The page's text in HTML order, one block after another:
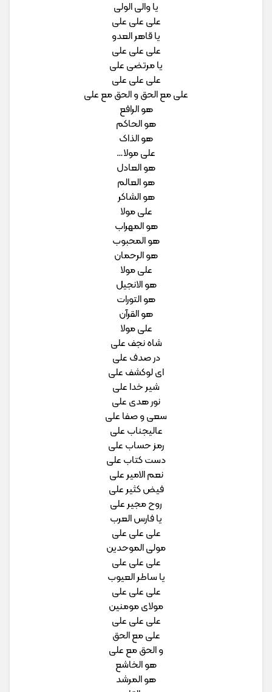
یا والی الولی
علی علی علی
یا قاهر العدو
علی علی علی
یا مرتضی علی
علی علی علی
علی مع الحق و الحق مع علی
هو الرافع
هو الحاکم
هو الذاک
علی مولا…
هو العادل
هو العالم
هو الشاکر
علی مولا
هو المهراب
هو المحبوب
هو الرحمان
علی مولا
هو الانجیل
هو التورات
هو القرآن
علی مولا
شاه نجف علی
در صدف علی
ای لوکشف علی
شیر خدا علی
نور هدی علی
سعی و صفا علی
عالیجناب علی
رمز حساب علی
دست کتاب علی
نعم الامیر علی
فیض کثیر علی
روح مجیر علی
یا فارس العرب
علی علی علی
مولی الموحدین
علی علی علی
یا ساطر العیوب
علی علی علی
مولای مومنین
علی علی علی
علی مع الحق
و الحق مع علی
هو الخاشع
هو المرشد